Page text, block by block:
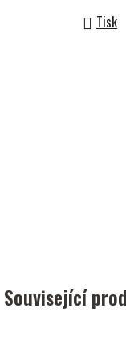
Tisk
Související